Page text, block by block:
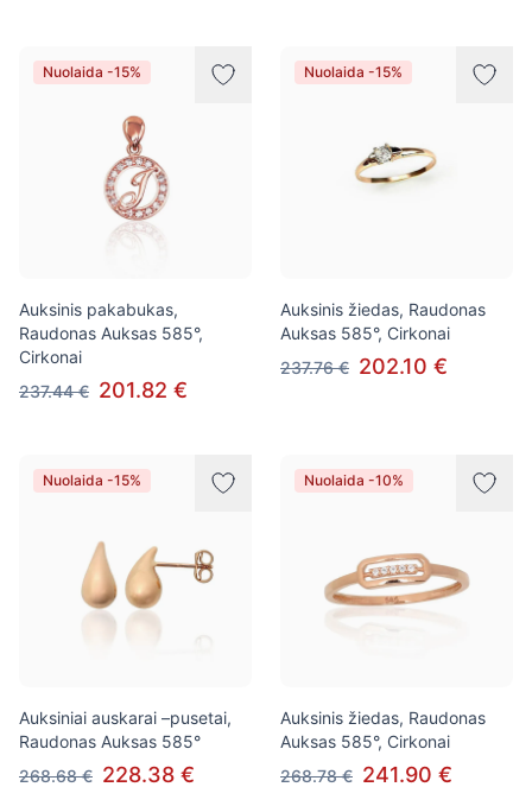
Nuolaida -15%
Auksinis pakabukas,
Raudonas Auksas 585°,
Cirkonai
237.44 € 201.82 €
Nuolaida -15%
Auksinis žiedas, Raudonas
Auksas 585°, Cirkonai
237.76 € 202.10 €
Nuolaida -15%
Auksiniai auskarai –pusetai,
Raudonas Auksas 585°
268.68 € 228.38 €
Nuolaida -10%
Auksinis žiedas, Raudonas
Auksas 585°, Cirkonai
268.78 € 241.90 €